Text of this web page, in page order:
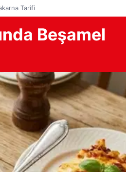
Tarifi
Beşamel